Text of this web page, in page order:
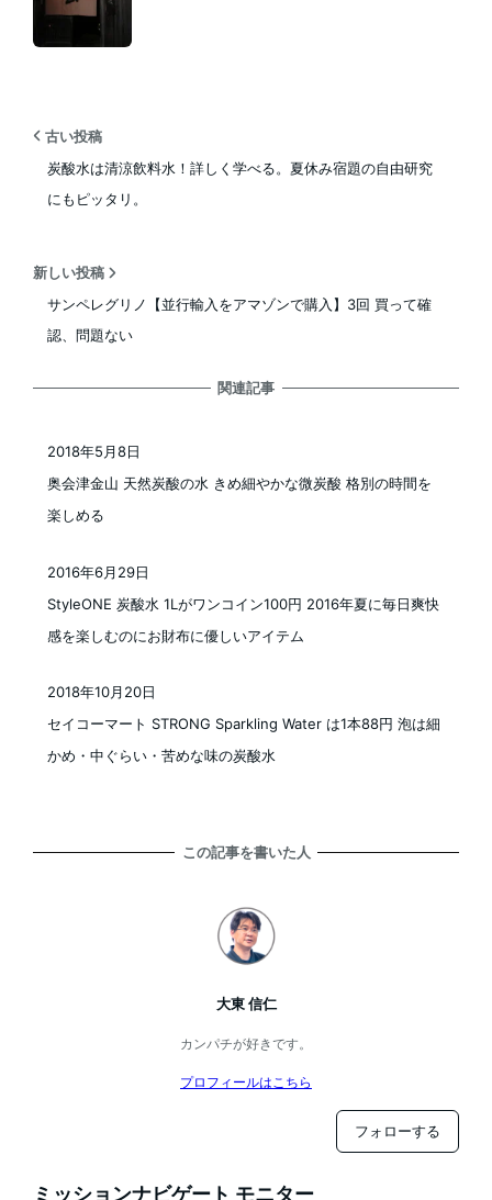
古い投稿
炭酸水は清涼飲料水！詳しく学べる。夏休み宿題の自由研究
にもピッタリ。
新しい投稿
サンペレグリノ【並行輸入をアマゾンで購入】3回 買って確
認、問題ない
関連記事
奥会津金山 天然炭酸の水 きめ細やかな微炭酸 格別の時間を
楽しめる
2018年5月8日
StyleONE 炭酸水 1Lがワンコイン100円 2016年夏に毎日爽快
感を楽しむのにお財布に優しいアイテム
投稿日
2016年6月29日
セイコーマート STRONG Sparkling Water は1本88円 泡は細
かめ・中ぐらい・苦めな味の炭酸水
2018年10月20日
この記事を書いた人
大東 信仁
カンパチが好きです。
プロフィールはこちら
フォローする
ミッションナビゲート モニター